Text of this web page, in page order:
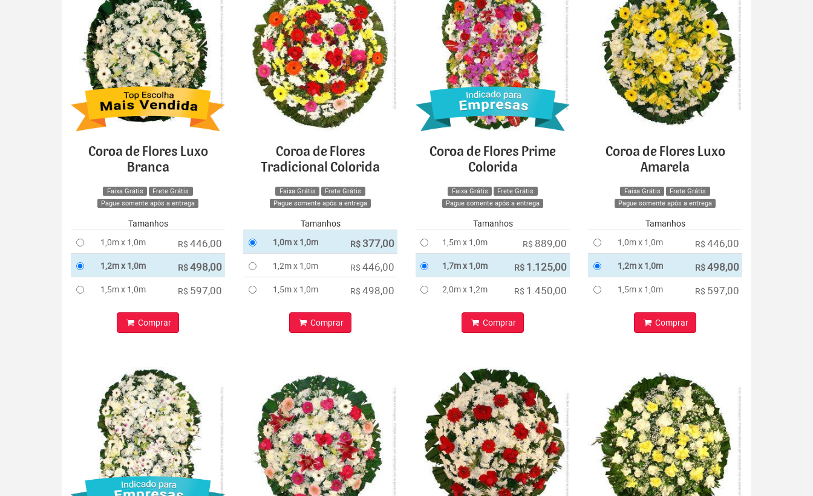
Coroa de Flores Luxo
Branca
Faixa Grátis
Frete Grátis
Pague somente após a entrega
Tamanhos
1,0m x 1,0m
R$ 446,00
1,2m x 1,0m R$498,00
1,5m x 1,0m R$ 597,00
Comprar
Coroa de Flores
Tradicional Colorida
Faixa Grátis
Frete Grátis
Pague somente após a entrega
Tamanhos
1,0m x 1,0m
R$ 377,00
1,2m x 1,0m R$ 446,00
1,5m x 1,0m R$ 498,00
Comprar
Coroa de Flores Prime
Colorida
Faixa Grátis
Frete Grátis
Pague somente após a entrega
Tamanhos
1,5m x 1,0m
R$ 889,00
1,7m x 1,0m R$ 1.125,00
2,0m x 1,2m R$ 1.450,00
Comprar
Coroa de Flores Luxo
Amarela
Faixa Grátis
Frete Grátis
Pague somente após a entrega
Tamanhos
1,0m x 1,0m
R$ 446,00
1,2m x 1,0m R$498,00
1,5m x 1,0m R$ 597,00
Comprar